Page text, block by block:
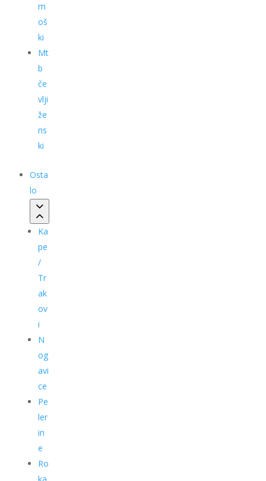
m
oš
ki
Mt
b
če
vlji
že
ns
ki
Osta
lo
Ka
pe
/
Tr
ak
ov
i
N
og
avi
ce
Pe
ler
in
e
Ro